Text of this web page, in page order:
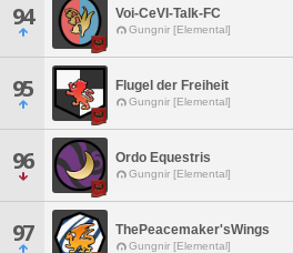
94 Voi-CeVI-Talk-FC
Gungnir [Elemental]
95 Flugel der Freiheit
Gungnir [Elemental]
96 Ordo Equestris
Gungnir [Elemental]
97 ThePeacemaker'sWings
Gungnir [Elemental]